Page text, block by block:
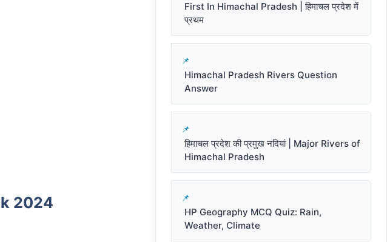
2024
First In Himachal Pradesh | हिमाचल प्रदेश में
प्रथम
Himachal Pradesh Rivers Question
Answer
हिमाचल प्रदेश की प्रमुख नदियां | Major Rivers of
Himachal Pradesh
HP Geography MCQ Quiz: Rain,
Weather, Climate